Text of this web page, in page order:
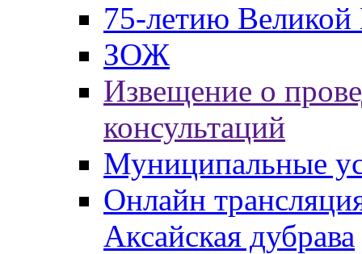
75-летию
ЗОЖ
Извещение о
консультаций
Муниципальные
Онлайн
Аксайская дубрава